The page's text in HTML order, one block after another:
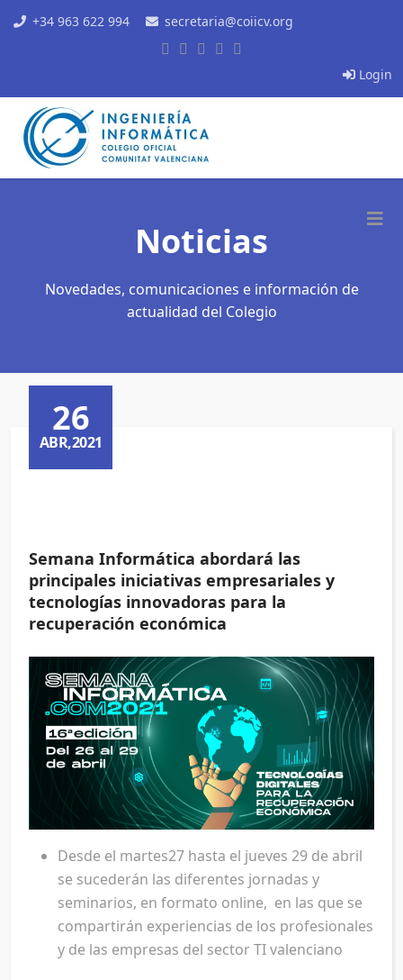
+34 963 622 994 secretaria@coiicv.org
Login
Noticias
Novedades, comunicaciones e información de
actualidad del Colegio
26
ABR,2021
Semana Informática abordará las
principales iniciativas empresariales y
tecnologías innovadoras para la
recuperación económica
Desde el martes27 hasta el jueves 29 de abril
se sucederán las diferentes jornadas y
seminarios, en formato online, en las que se
compartirán experiencias de los profesionales
y de las empresas del sector TI valenciano